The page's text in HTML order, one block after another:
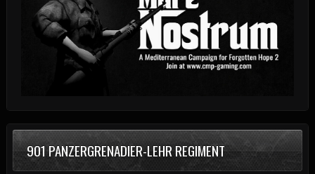
901 PANZERGRENADIER-LEHR REGIMENT